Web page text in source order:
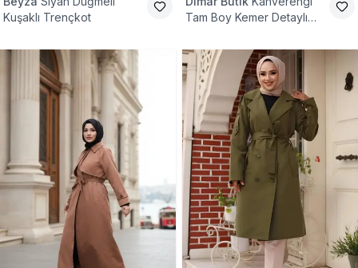
Kuşaklı Trençkot
Tam Boy Kemer Detaylı